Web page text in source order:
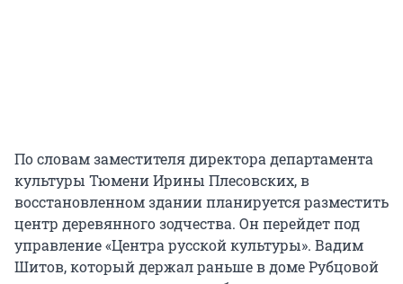
По словам заместителя директора департамента
культуры Тюмени Ирины Плесовских, в
восстановленном здании планируется разместить
центр деревянного зодчества. Он перейдет под
управление «Центра русской культуры». Вадим
Шитов, который держал раньше в доме Рубцовой